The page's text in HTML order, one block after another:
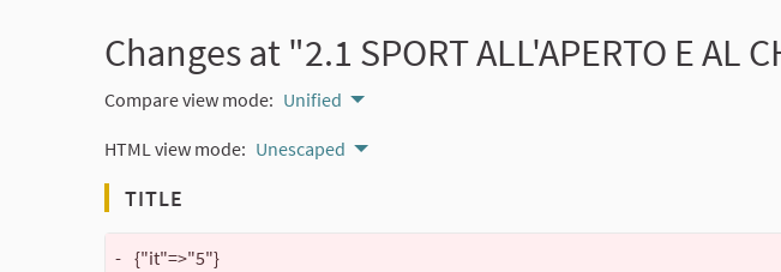
Changes at "2.1 SPORT ALL'APERTO E AL
Compare view mode: Unified
HTML view mode: Unescaped
TITLE
- {"it"=>"5"}